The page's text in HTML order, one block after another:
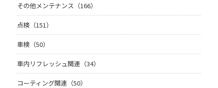
その他メンテナンス（166）
点検（151）
車検（50）
車内リフレッシュ関連（34）
コーティング関連（50）